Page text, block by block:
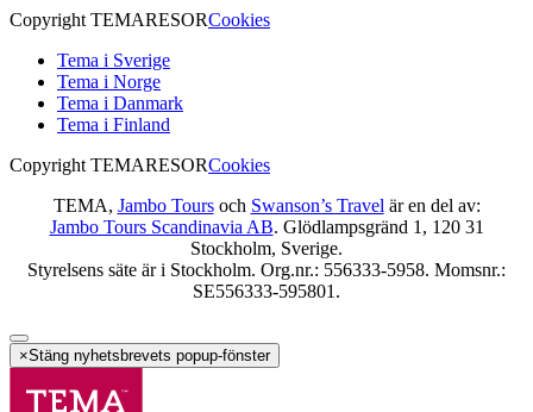
Copyright TEMARESORCookies
Tema i Sverige
Tema i Norge
Tema i Danmark
Tema i Finland
Copyright TEMARESORCookies
TEMA, Jambo Toursoch Swanson’s Travel är en del av:
Jambo Tours Scandinavia AB. Glödlampsgränd 1, 120 31
Stockholm, Sverige.
Styrelsens säte är i Stockholm. Org.nr.: 556333-5958. Momsnr.:
SE556333-595801.
×Stäng nyhetsbrevets popup-fönster